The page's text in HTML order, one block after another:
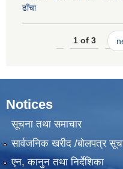
ढाँचा
1 of 3
Notices
सूचना तथा समाचार
सार्वजनिक खरीद /बोलपत्र
एन, कानुन तथा निर्देशिका